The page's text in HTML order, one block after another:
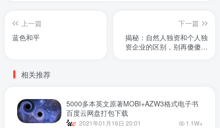
上一篇
蓝色和平
下一篇
揭秘：自然人独资和个人独
资企业的区别，别再傻傻分
相关推荐
5000多本英文原著MOBI+AZW3格式电子书
百度云网盘打包下载
2021年01月16日 20:01 1.1W+